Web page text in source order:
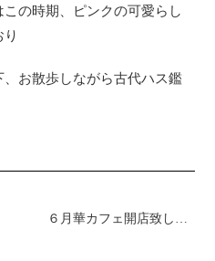
の時期、ピンクの可愛らし
お散歩しながら古代ハス鑑